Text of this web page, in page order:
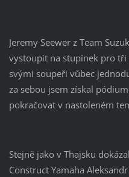
Jeremy Seewer z Team
vystoupit na stupínek pro
svými soupeři vůbec
za sebou jsem získal
pokračovat v nastoleném
Stejně jako v Thajsku
Construct Yamaha